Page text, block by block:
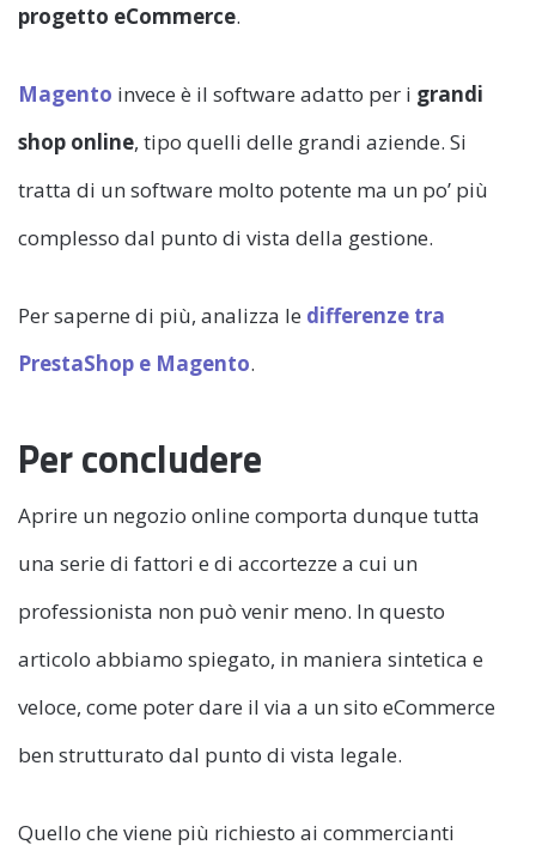
progetto eCommerce.
Magento invece è il software adatto per i grandi
shop online, tipo quelli delle grandi aziende. Si
tratta di un software molto potente ma un po’ più
complesso dal punto di vista della gestione.
Per saperne di più, analizza le differenze tra
PrestaShop e Magento.
Per concludere
Aprire un negozio online comporta dunque tutta
una serie di fattori e di accortezze a cui un
professionista non può venir meno. In questo
articolo abbiamo spiegato, in maniera sintetica e
veloce, come poter dare il via a un sito eCommerce
ben strutturato dal punto di vista legale.
Quello che viene più richiesto ai commercianti